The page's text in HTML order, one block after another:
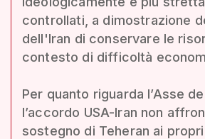
controllati, a dimostrazione
dell'Iran di conservare le
contesto di difficoltà
Per quanto riguarda l’Asse
l’accordo USA-Iran non
sostegno di Teheran ai